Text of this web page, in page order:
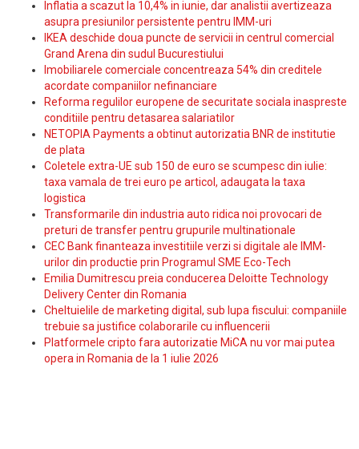
Inflatia a scazut la 10,4% in iunie, dar analistii avertizeaza
asupra presiunilor persistente pentru IMM-uri
IKEA deschide doua puncte de servicii in centrul comercial
Grand Arena din sudul Bucurestiului
Imobiliarele comerciale concentreaza 54% din creditele
acordate companiilor nefinanciare
Reforma regulilor europene de securitate sociala inaspreste
conditiile pentru detasarea salariatilor
NETOPIA Payments a obtinut autorizatia BNR de institutie
de plata
Coletele extra-UE sub 150 de euro se scumpesc din iulie:
taxa vamala de trei euro pe articol, adaugata la taxa
logistica
Transformarile din industria auto ridica noi provocari de
preturi de transfer pentru grupurile multinationale
CEC Bank finanteaza investitiile verzi si digitale ale IMM-
urilor din productie prin Programul SME Eco-Tech
Emilia Dumitrescu preia conducerea Deloitte Technology
Delivery Center din Romania
Cheltuielile de marketing digital, sub lupa fiscului: companiile
trebuie sa justifice colaborarile cu influencerii
Platformele cripto fara autorizatie MiCA nu vor mai putea
opera in Romania de la 1 iulie 2026